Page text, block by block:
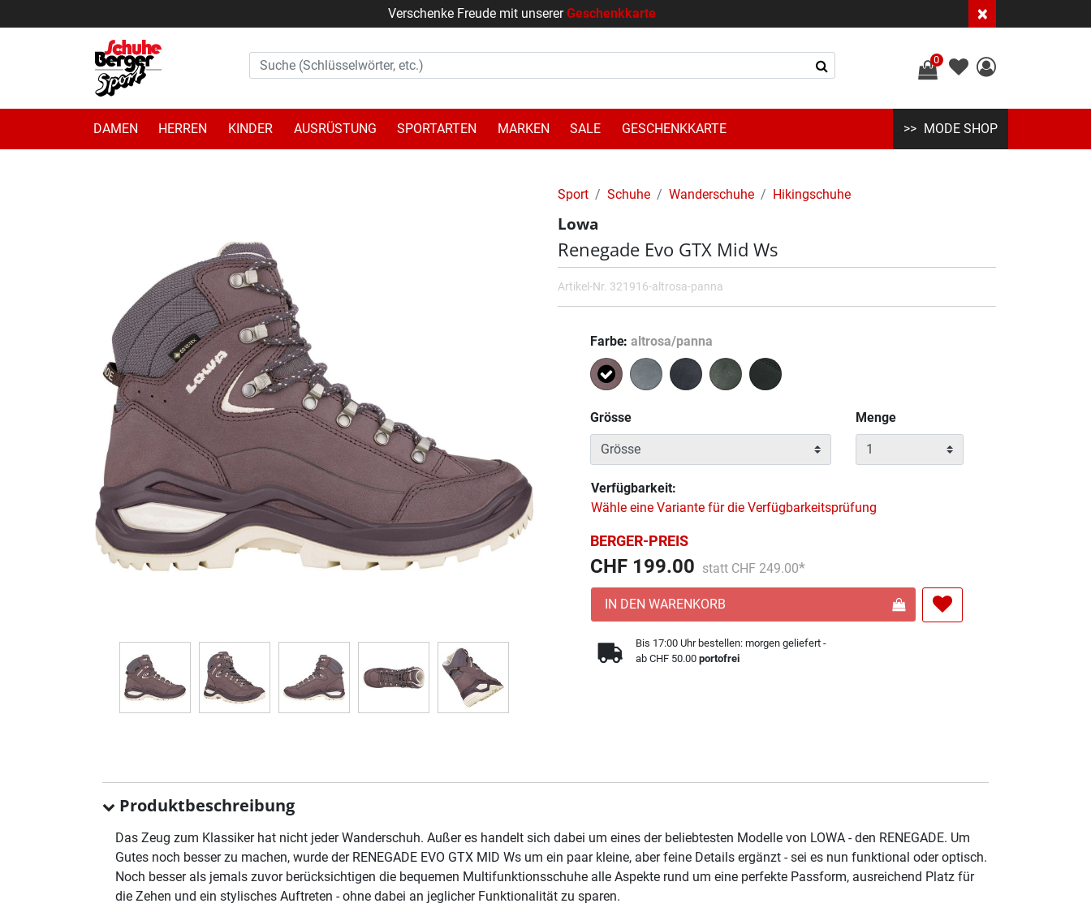
Verschenke Freude mit unsererGeschenkkarte ×
0
DAMEN HERREN KINDER AUSRÜSTUNG SPORTARTEN MARKEN SALE GESCHENKKARTE MODE SHOP
Sport Schuhe Wanderschuhe Hikingschuhe
Lowa
Renegade Evo GTX Mid Ws
Artikel-Nr. 321916-altrosa-panna
Farbe altrosa/panna
Grösse
Menge
Verfügbarkeit:
Wähle eine Variante für die Verfügbarkeitsprüfung
BERGER-PREIS
CHF 199.00 Preis reduziert von
statt CHF 249.00
An
IN DEN WARENKORB
Bis 17:00 Uhr bestellen: morgen geliefert -
ab CHF 50.00portofrei
Produktbeschreibung
Das Zeug zum Klassiker hat nicht jeder Wanderschuh. Außer es handelt sich dabei um eines der beliebtesten Modelle von LOWA - den RENEGADE. Um
Gutes noch besser zu machen, wurde der RENEGADE EVO GTX MID Ws um ein paar kleine, aber feine Details ergänzt - sei es nun funktional oder optisch.
Noch besser als jemals zuvor berücksichtigen die bequemen Multifunktionsschuhe alle Aspekte rund um eine perfekte Passform, ausreichend Platz für
die Zehen und ein stylisches Auftreten - ohne dabei an jeglicher Funktionalität zu sparen.